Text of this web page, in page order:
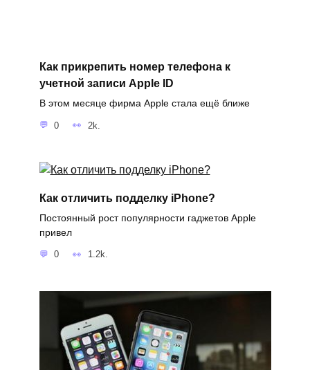
Как прикрепить номер телефона к
учетной записи Apple ID
В этом месяце фирма Apple стала ещё ближе
0 2k.
Как отличить подделку iPhone?
Постоянный рост популярности гаджетов Apple
привел
0 1.2k.